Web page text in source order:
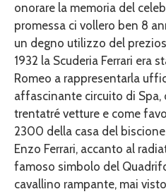
onorare la memoria del
promessa ci vollero ben 8
un degno utilizzo del
1932 la Scuderia Ferrari era
Romeo a rappresentarla
affascinante circuito di Spa,
trentatré vetture e come
2300 della casa del
Enzo Ferrari, accanto al
famoso simbolo del
cavallino rampante, mai